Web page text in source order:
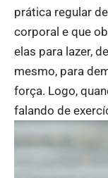
prática regular
corporal e que
elas para lazer,
mesmo, para
força. Logo,
falando de